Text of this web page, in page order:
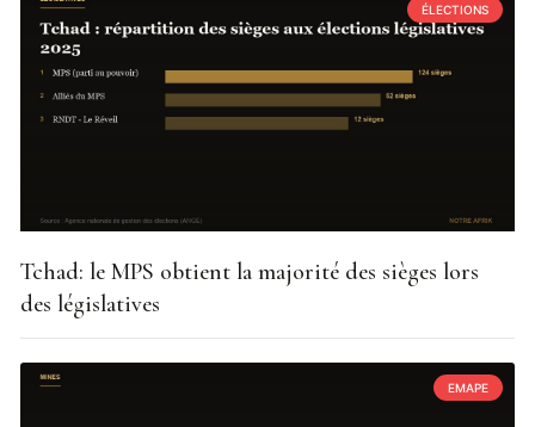
ÉLECTIONS
Tchad: le MPS obtient la majorité des sièges lors
des législatives
EMAPE